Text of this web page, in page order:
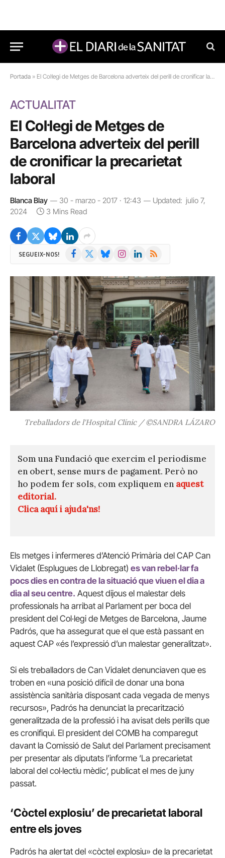
Portada » El Coŀlegi de Metges de Barcelona adverteix del perill de cronificar la precarietat laboral
ACTUALITAT
El Coŀlegi de Metges de
Barcelona adverteix del perill
de cronificar la precarietat
laboral
Blanca Blay 30 - marzo - 2017 · 12:43 Updated: julio 7,
2024
3 Mins Read
SEGUEIX-NOS! Facebook BlueskyInstagramLinkedIn
RSS
Treballadors de l'Hospital Clínic / ©SANDRA LÁZARO
Som una Fundació que exercim el periodisme
en obert, sense murs de pagament. Però no
ho podem fer sols, com expliquem en aquest
editorial.
Clica aquí i ajuda'ns!
Els metges i infermeres d’Atenció Primària del CAP Can
Vidalet (Esplugues de Llobregat) es van rebel·lar fa
pocs dies en contra de la situació que viuen el dia a
dia al seu centre. Aquest dijous el malestar dels
professionals ha arribat al Parlament per boca del
president del Col·legi de Metges de Barcelona, Jaume
Padrós, que ha assegurat que el que està passant en
aquest CAP «és l’expressió d’un malestar generalitzat».
Si els treballadors de Can Vidalet denunciaven que es
troben en «una posició difícil de donar una bona
assistència sanitària disposant cada vegada de menys
recursos», Padrós ha denunciat la precarització
generalitzada de la professió i ha avisat dels perills que
es cronifiqui. El president del COMB ha comparegut
davant la Comissió de Salut del Parlament precisament
per presentar als diputats l’informe ‘La precarietat
laboral del col·lectiu mèdic’, publicat el mes de juny
passat.
‘Còctel explosiu’ de precarietat laboral
entre els joves
Padrós ha alertat del «còctel explosiu» de la precarietat